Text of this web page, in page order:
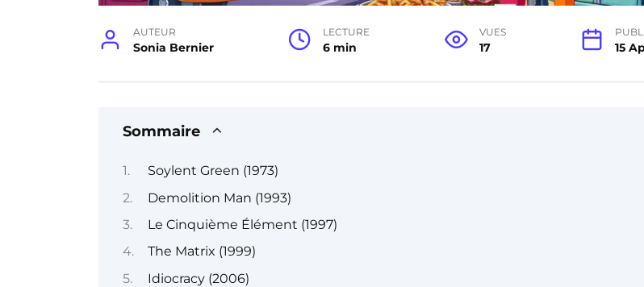
AUTEUR
Sonia Bernier
LECTURE
6 min
VUES
17 15
Sommaire
Soylent Green (1973)
Demolition Man (1993)
Le Cinquième Élément (1997)
The Matrix (1999)
Idiocracy (2006)